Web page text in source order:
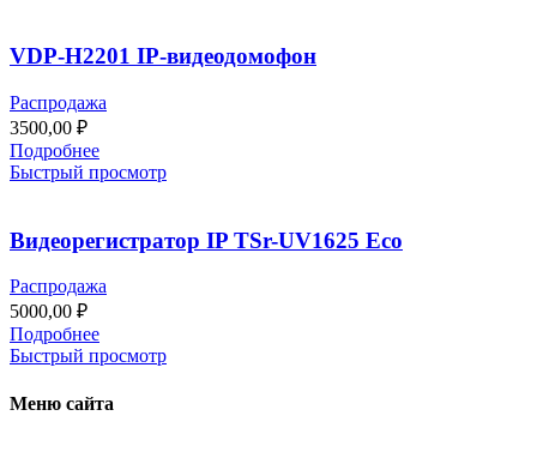
VDP-H2201 IP-видеодомофон
Распродажа
3500,00 ₽
Подробнее
Быстрый просмотр
Видеорегистратор IP TSr-UV1625 Eco
Распродажа
5000,00 ₽
Подробнее
Быстрый просмотр
Меню сайта